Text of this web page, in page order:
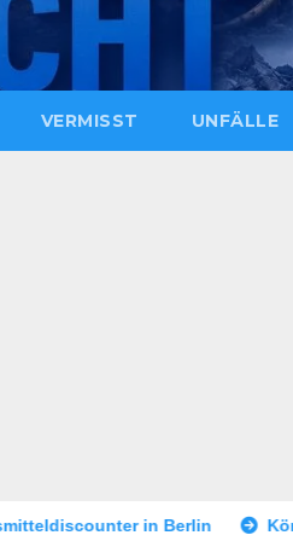
VERMISST UNFÄLLE
Körperliche